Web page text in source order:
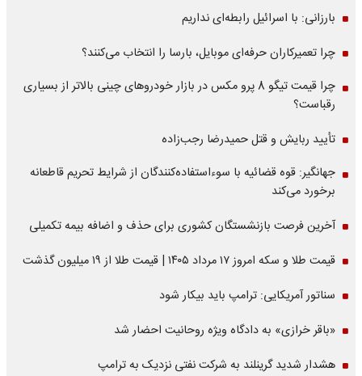
بارزانی: با اسرائیل رابطه‌ای نداریم
چرا تعمیرکاران حرفه‌ای موبایل، بارسا را انتخاب می‌کنند؟
چرا قیمت تیگو 8 پرو مکس در بازار خودروهای چینی بالاتر از بسیاری
رقباست؟
تأیید ربایش و قتل حمیدرضا رجب‌زاده
جهانگیر: قوه قضائیه با سوءاستفاده‌کنندگان از شرایط تحریم قاطعانه
برخورد می‌کند
آخرین فرصت بازنشستگان کشوری برای حذف و اضافه بیمه تکمیلی
قیمت طلا و سکه امروز ۱۷ مرداد ۱۴۰۵ | قیمت طلا از ۱۹ میلیون گذشت
سناتور آمریکایی: ترامپ باید بیکار شود
«باقر خرازی» به دادگاه ویژه روحانیت احضار شد
هشدار شدید گرینلند به شرکت نفتی نزدیک به ترامپ